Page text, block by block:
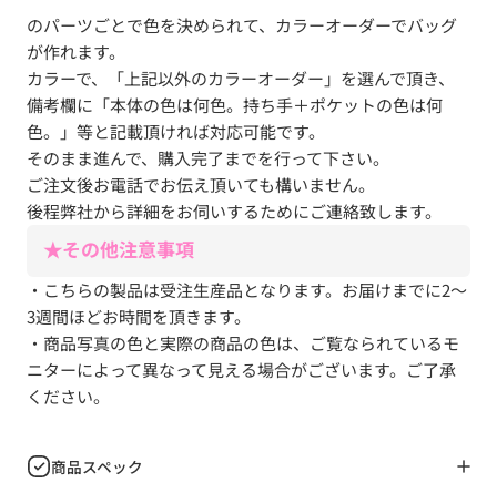
のパーツごとで色を決められて、カラーオーダーでバッグ
が作れます。
カラーで、「上記以外のカラーオーダー」を選んで頂き、
備考欄に「本体の色は何色。持ち手＋ポケットの色は何
色。」等と記載頂ければ対応可能です。
そのまま進んで、購入完了までを行って下さい。
ご注文後お電話でお伝え頂いても構いません。
後程弊社から詳細をお伺いするためにご連絡致します。
★その他注意事項
・ こちらの製品は受注生産品となります。お届けまでに2～
3週間ほどお時間を頂きます。
・商品写真の色と実際の商品の色は、ご覧なられているモ
ニターによって異なって見える場合がございます。ご了承
ください。
商品スペック